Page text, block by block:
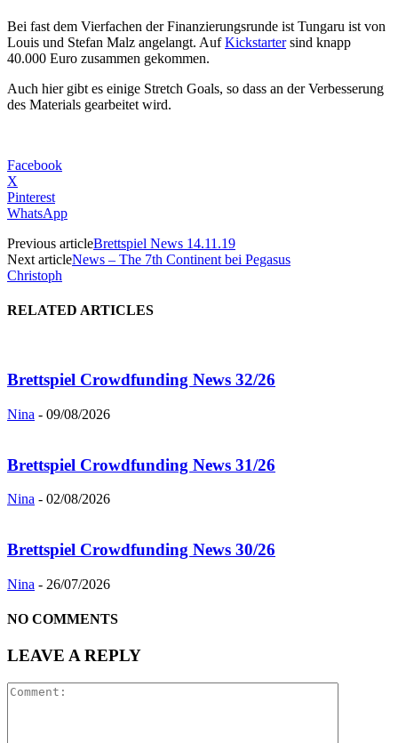
Bei fast dem Vierfachen der Finanzierungsrunde ist Tungaru ist von
Louis und Stefan Malz angelangt. AufKickstartersind knapp
40.000 Euro zusammen gekommen.
Auch hier gibt es einige Stretch Goals, so dass an der Verbesserung
des Materials gearbeitet wird.
Facebook
X
Pinterest
WhatsApp
Previous articleBrettspiel News 14.11.19
Next articleNews – The 7th Continent bei Pegasus
Christoph
RELATED ARTICLES
Brettspiel Crowdfunding News 32/26
Nina - 09/08/2026
Brettspiel Crowdfunding News 31/26
Nina - 02/08/2026
Brettspiel Crowdfunding News 30/26
Nina - 26/07/2026
NO COMMENTS
LEAVE A REPLY